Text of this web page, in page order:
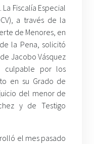
Fiscalía Especial
a través de la
de Menores, en
la Pena, solicitó
Jacobo Vásquez
culpable por los
en su Grado de
del menor de
y de Testigo
el mes pasado